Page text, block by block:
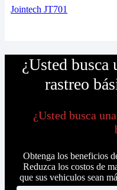
Jointech JT701
¿Usted busca
rastreo
¿Usted busca
Obtenga los beneficios
Reduzca los costos de
que sus vehiculos sean